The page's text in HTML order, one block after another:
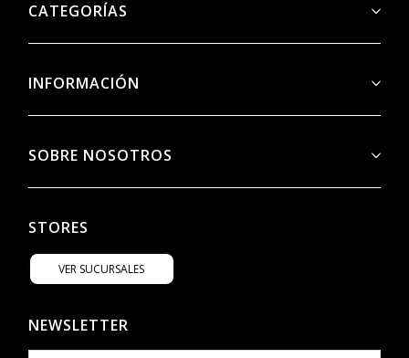
CATEGORÍAS
INFORMACIÓN
SOBRE NOSOTROS
STORES
VER SUCURSALES
NEWSLETTER